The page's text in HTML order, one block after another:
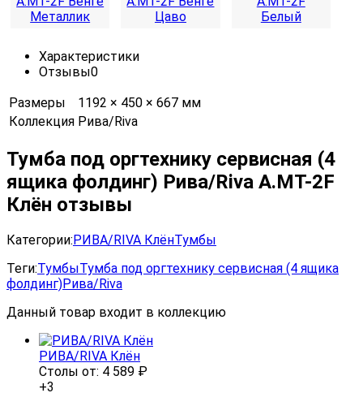
Характеристики
Отзывы0
Размеры
1192 × 450 × 667 мм
Коллекция Рива/Riva
Тумба под оргтехнику сервисная (4
ящика фолдинг) Рива/Riva А.МТ-2F
Клён отзывы
Категории:РИВА/RIVA КлёнТумбы
Теги:ТумбыТумба под оргтехнику сервисная (4 ящика
фолдинг)Рива/Riva
Данный товар входит в коллекцию
РИВА/RIVA Клён
Столы от: 4 589 ₽
+3